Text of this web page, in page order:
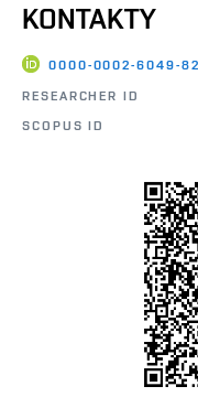
KONTAKTY
0000-0002-6049-
RESEARCHER ID
SCOPUS ID